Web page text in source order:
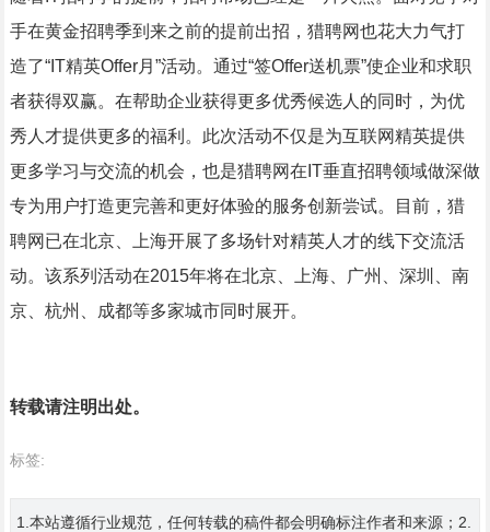
手在黄金招聘季到来之前的提前出招，猎聘网也花大力气打
造了“IT精英Offer月”活动。通过“签Offer送机票”使企业和求职
者获得双赢。在帮助企业获得更多优秀候选人的同时，为优
秀人才提供更多的福利。此次活动不仅是为互联网精英提供
更多学习与交流的机会，也是猎聘网在IT垂直招聘领域做深做
专为用户打造更完善和更好体验的服务创新尝试。目前，猎
聘网已在北京、上海开展了多场针对精英人才的线下交流活
动。该系列活动在2015年将在北京、上海、广州、深圳、南
京、杭州、成都等多家城市同时展开。
转载请注明出处。
标签:
1.本站遵循行业规范，任何转载的稿件都会明确标注作者和来源；2.